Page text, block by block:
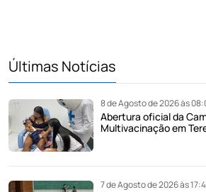
Últimas Notícias
8 de Agosto de 2026 às
Abertura oficial da
Multivacinação em
7 de Agosto de 2026 às